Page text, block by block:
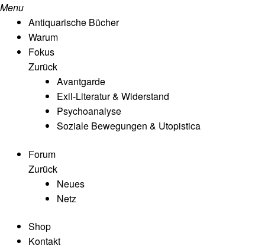
Menu
Antiquarische Bücher
Warum
Fokus
Zurück
Avantgarde
Exil-Literatur & Widerstand
Psychoanalyse
Soziale Bewegungen & Utopistica
Forum
Zurück
Neues
Netz
Shop
Kontakt